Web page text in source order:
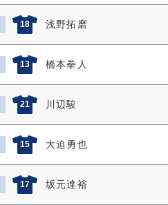
18 浅野拓磨
13 橋本拳人
21 川辺駿
15 大迫勇也
17 坂元達裕